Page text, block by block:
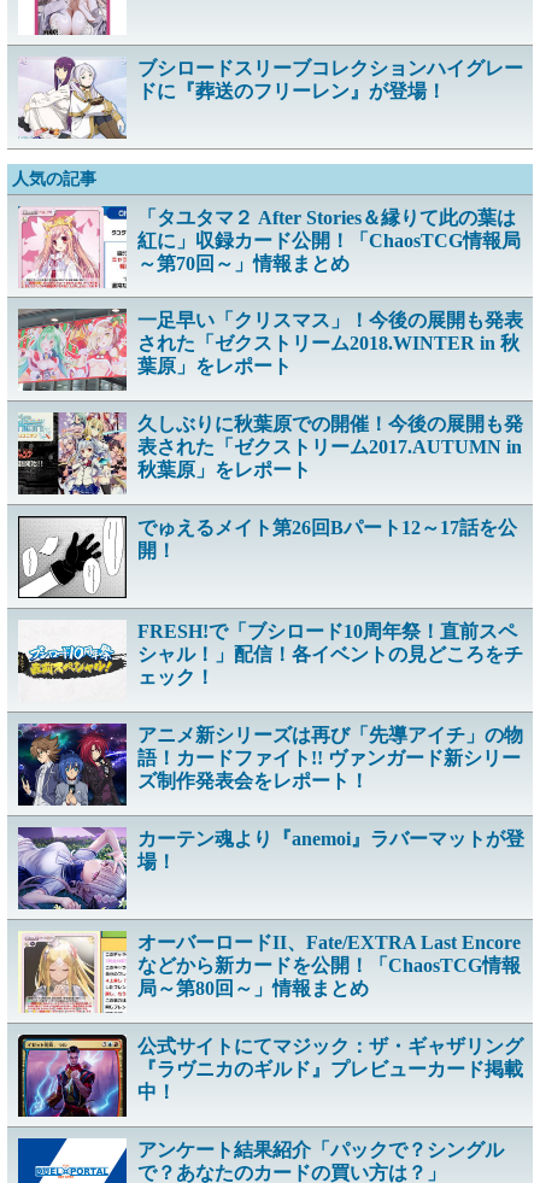
ブシロードスリーブコレクションハイグレー
ドに『葬送のフリーレン』が登場！
人気の記事
「タユタマ２ After Stories＆縁りて此の葉は
紅に」収録カード公開！「ChaosTCG情報局
～第70回～」情報まとめ
一足早い「クリスマス」！今後の展開も発表
された「ゼクストリーム2018.WINTER in 秋
葉原」をレポート
久しぶりに秋葉原での開催！今後の展開も発
表された「ゼクストリーム2017.AUTUMN in
秋葉原」をレポート
でゅえるメイト第26回Bパート12～17話を公
開！
FRESH!で「ブシロード10周年祭！直前スペ
シャル！」配信！各イベントの見どころをチ
ェック！
アニメ新シリーズは再び「先導アイチ」の物
語！カードファイト!! ヴァンガード新シリー
ズ制作発表会をレポート！
カーテン魂より『anemoi』ラバーマットが登
場！
オーバーロードII、Fate/EXTRA Last Encore
などから新カードを公開！「ChaosTCG情報
局～第80回～」情報まとめ
公式サイトにてマジック：ザ・ギャザリング
『ラヴニカのギルド』プレビューカード掲載
中！
アンケート結果紹介「パックで？シングル
で？あなたのカードの買い方は？」